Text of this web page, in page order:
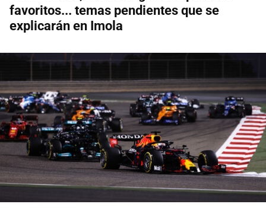
favoritos... temas pendientes que se
explicarán en Imola